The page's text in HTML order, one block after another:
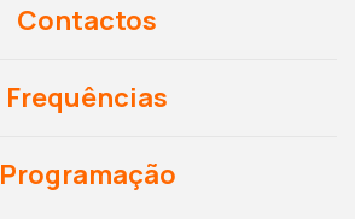
Contactos
Frequências
Programação